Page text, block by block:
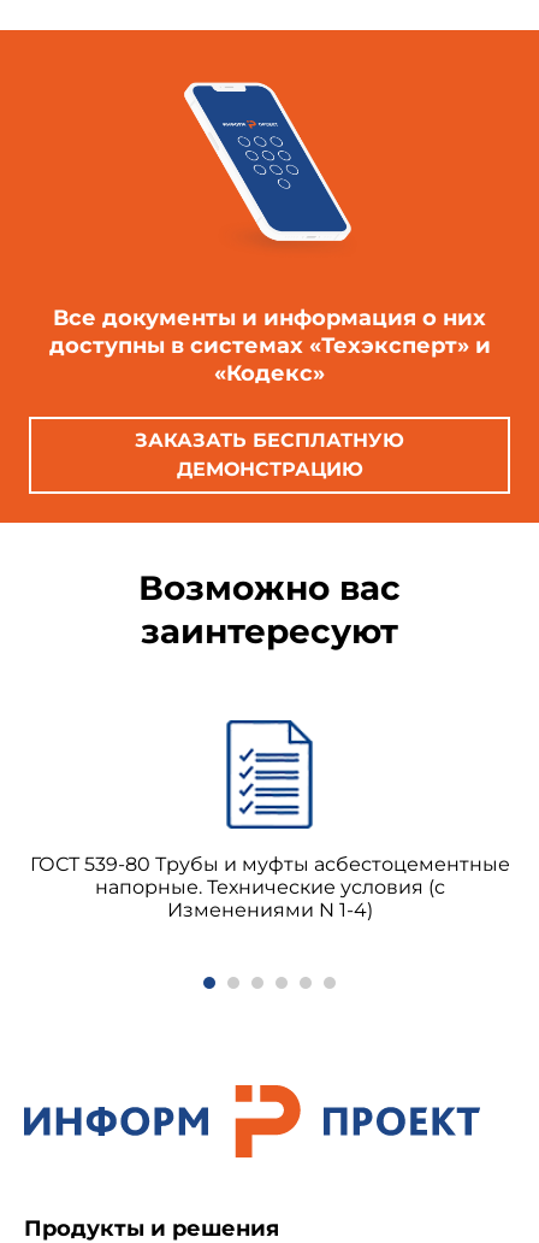
Все документы и информация о них
доступны в системах «Техэксперт» и
«Кодекс»
ЗАКАЗАТЬ БЕСПЛАТНУЮ
ДЕМОНСТРАЦИЮ
Возможно вас
заинтересуют
ГОСТ 539-80 Трубы и муфты асбестоцементные
напорные. Технические условия (с
Изменениями N 1-4)
Продукты и решения